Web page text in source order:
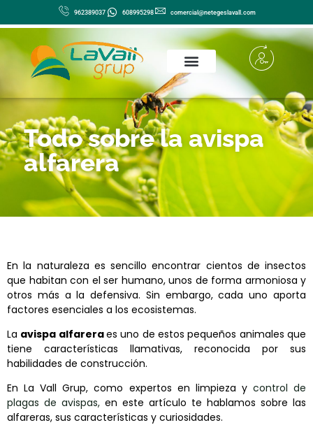
al
contenido
962389037 608995298 comercial@netegeslavall.com
Todo sobre la avispa
alfarera
En la naturaleza es sencillo encontrar cientos de insectos
que habitan con el ser humano, unos de forma armoniosa y
otros más a la defensiva. Sin embargo, cada uno aporta
factores esenciales a los ecosistemas.
La avispa alfareraes uno de estos pequeños animales que
tiene características llamativas, reconocida por sus
habilidades de construcción.
En La Vall Grup, como expertos en limpieza y control de
plagas de avispas, en este artículo te hablamos sobre las
alfareras, sus características y curiosidades.